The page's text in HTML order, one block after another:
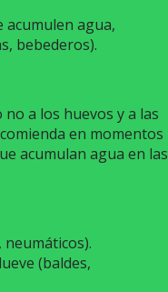
acumulen agua,
bebederos).
a los huevos y a las
en momentos
acumulan agua en las
(baldes,